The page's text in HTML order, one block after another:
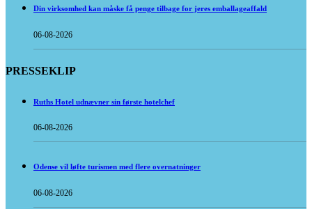
Din virksomhed kan måske få penge tilbage for jeres emballageaffald
06-08-2026
PRESSEKLIP
Ruths Hotel udnævner sin første hotelchef
06-08-2026
Odense vil løfte turismen med flere overnatninger
06-08-2026